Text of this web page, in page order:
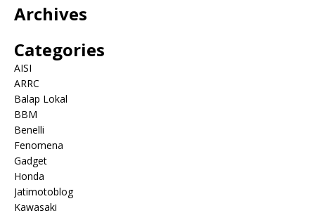
Archives
Categories
AISI
ARRC
Balap Lokal
BBM
Benelli
Fenomena
Gadget
Honda
Jatimotoblog
Kawasaki